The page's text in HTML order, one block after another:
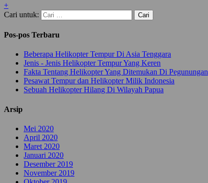
+
Cari untuk:
Pos-pos Terbaru
Beberapa Helikopter Tempur Di Asia Tenggara
Jenis - Jenis Helikopter Tempur Yang Keren
Fakta Tentang Helikopter Yang Ditemukan Di Pegunungan
Pesawat Tempur dan Helikopter Milik Indonesia
Sebuah Helikopter Hilang Di Wilayah Papua
Arsip
Mei 2020
April 2020
Maret 2020
Januari 2020
Desember 2019
November 2019